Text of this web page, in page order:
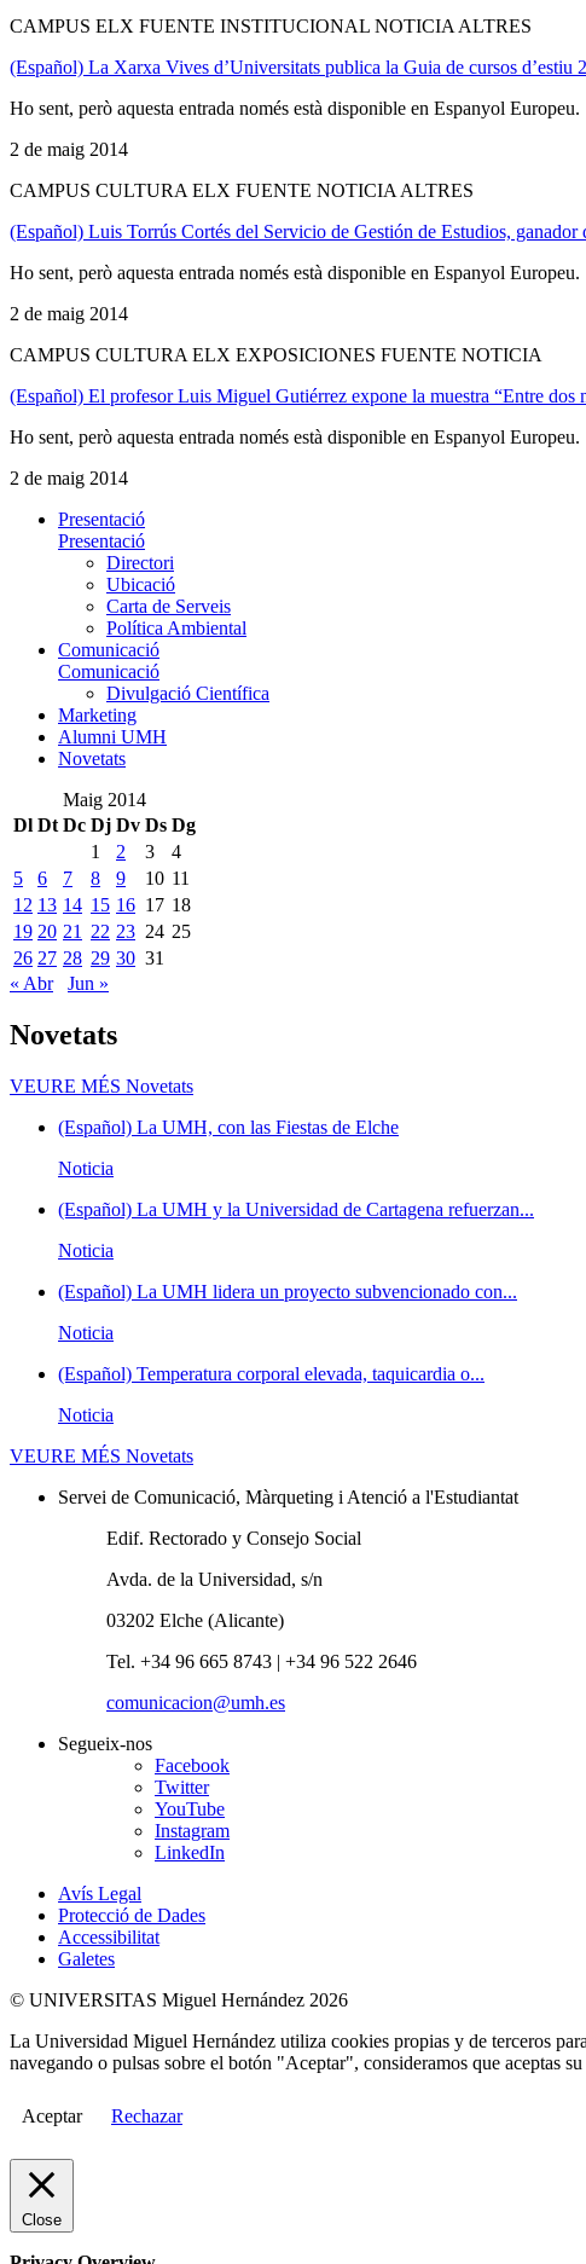
CAMPUS ELX FUENTE INSTITUCIONAL NOTICIA ALTRES
(Español) La Xarxa Vives d’Universitats publica la Guia de cursos d’estiu
Ho sent, però aquesta entrada només està disponible en Espanyol Europeu.
2 de maig 2014
CAMPUS CULTURA ELX FUENTE NOTICIA ALTRES
(Español) Luis Torrús Cortés del Servicio de Gestión de Estudios, ganador
Ho sent, però aquesta entrada només està disponible en Espanyol Europeu.
2 de maig 2014
CAMPUS CULTURA ELX EXPOSICIONES FUENTE NOTICIA
(Español) El profesor Luis Miguel Gutiérrez expone la muestra “Entre dos
Ho sent, però aquesta entrada només està disponible en Espanyol Europeu.
2 de maig 2014
Presentació
Presentació
Directori
Ubicació
Carta de Serveis
Política Ambiental
Comunicació
Comunicació
Divulgació Científica
Marketing
Alumni UMH
Novetats
Maig 2014
Dl Dt Dc Dj Dv Ds Dg
1
2 3
4
5
6 7 8 9 10 11
12 13 14 15 16 17 18
19 20 21 22 23 24 25
26 27 28 29 30 31
« Abr
Jun »
Novetats
VEURE MÉS Novetats
(Español) La UMH, con las Fiestas de Elche
Noticia
(Español) La UMH y la Universidad de Cartagena refuerzan...
Noticia
(Español) La UMH lidera un proyecto subvencionado con...
Noticia
(Español) Temperatura corporal elevada, taquicardia o...
Noticia
VEURE MÉS Novetats
Servei de Comunicació, Màrqueting i Atenció a l'Estudiantat
Edif. Rectorado y Consejo Social
Avda. de la Universidad, s/n
03202 Elche (Alicante)
Tel. +34 96 665 8743 | +34 96 522 2646
comunicacion@umh.es
Segueix-nos
Facebook
Twitter
YouTube
Instagram
LinkedIn
Avís Legal
Protecció de Dades
Accessibilitat
Galetes
© UNIVERSITAS Miguel Hernández 2026
La Universidad Miguel Hernández utiliza cookies propias y de terceros
navegando o pulsas sobre el botón "Aceptar", consideramos que aceptas
Aceptar Rechazar
Close